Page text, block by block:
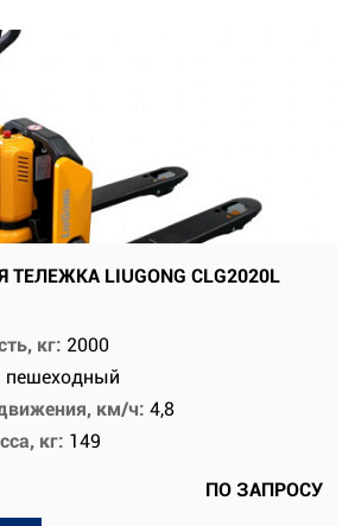
LIUGONG CLG2020L
кг: 2000
пешеходный
км/ч: 4,8
кг: 149
ПО ЗАПРОСУ